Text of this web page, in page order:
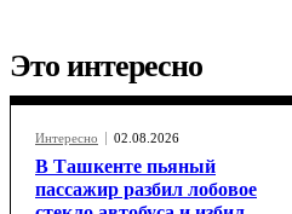
Это интересно
Интересно 02.08.2026
В Ташкенте пьяный
пассажир разбил лобовое